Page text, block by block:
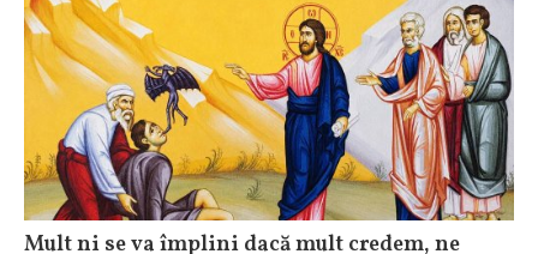
Mult ni se va împlini dacă mult credem, ne